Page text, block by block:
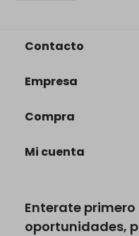
Enterate
oportunidades,
Contacto
Empresa
Compra
Mi cuenta